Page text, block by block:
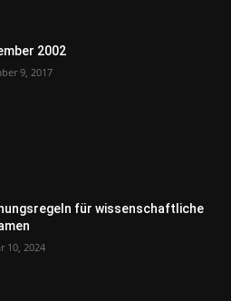
2002
9, 2017
für wissenschaftliche
10, 2024